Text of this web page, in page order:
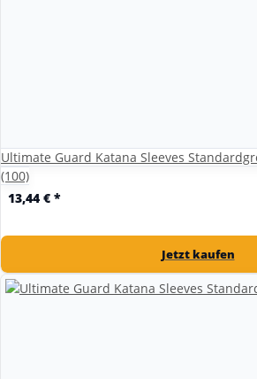
Ultimate Guard Katana Sleeves
(100)
13,44 € *
Jetzt kaufen